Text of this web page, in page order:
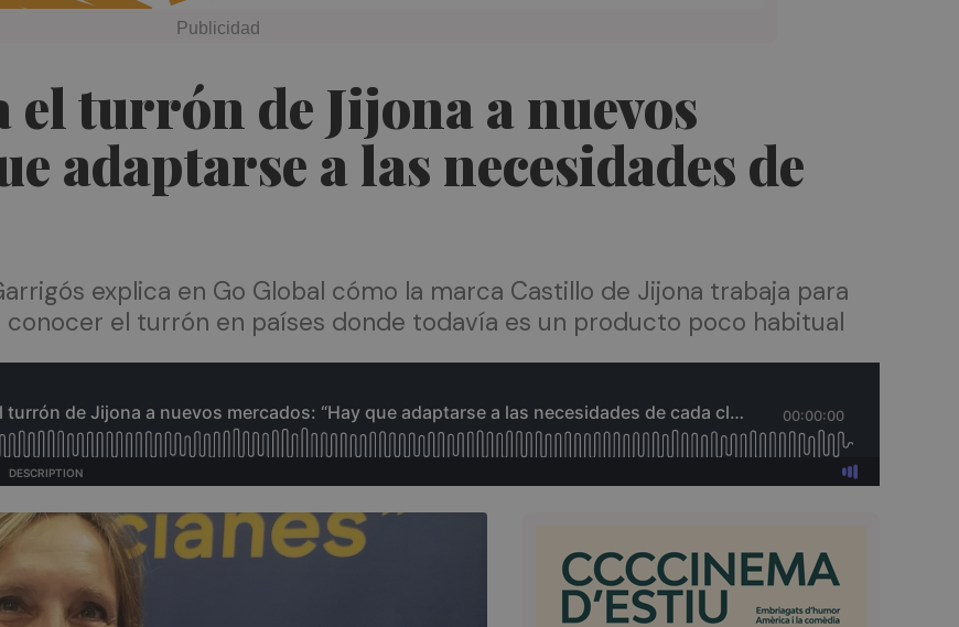
turrón de Jijona a nuevos
adaptarse a las necesidades de
explica en Go Global cómo la marca Castillo de Jijona trabaja para
el turrón en países donde todavía es un producto poco habitual